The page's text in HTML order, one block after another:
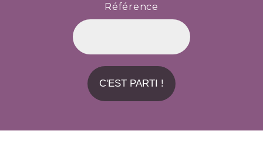
Référence
C'EST PARTI !